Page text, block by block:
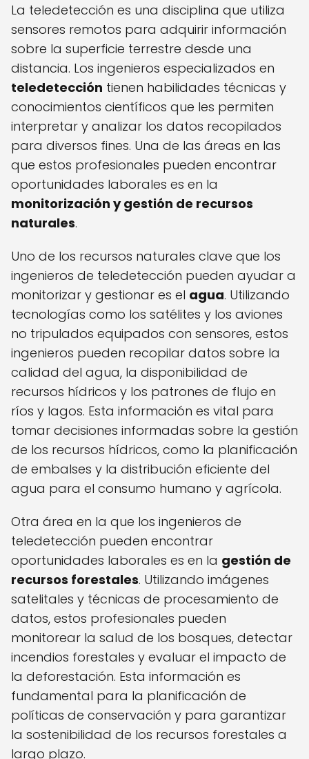
La teledetección es una disciplina que utiliza
sensores remotos para adquirir información
sobre la superficie terrestre desde una
distancia. Los ingenieros especializados en
teledetección tienen habilidades técnicas y
conocimientos científicos que les permiten
interpretar y analizar los datos recopilados
para diversos fines. Una de las áreas en las
que estos profesionales pueden encontrar
oportunidades laborales es en la
monitorización y gestión de recursos
naturales.
Uno de los recursos naturales clave que los
ingenieros de teledetección pueden ayudar a
monitorizar y gestionar es el agua. Utilizando
tecnologías como los satélites y los aviones
no tripulados equipados con sensores, estos
ingenieros pueden recopilar datos sobre la
calidad del agua, la disponibilidad de
recursos hídricos y los patrones de flujo en
ríos y lagos. Esta información es vital para
tomar decisiones informadas sobre la gestión
de los recursos hídricos, como la planificación
de embalses y la distribución eficiente del
agua para el consumo humano y agrícola.
Otra área en la que los ingenieros de
teledetección pueden encontrar
oportunidades laborales es en la gestión de
recursos forestales. Utilizando imágenes
satelitales y técnicas de procesamiento de
datos, estos profesionales pueden
monitorear la salud de los bosques, detectar
incendios forestales y evaluar el impacto de
la deforestación. Esta información es
fundamental para la planificación de
políticas de conservación y para garantizar
la sostenibilidad de los recursos forestales a
largo plazo.